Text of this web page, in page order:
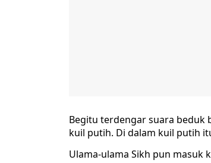
Begitu terdengar suara beduk
kuil putih. Di dalam kuil putih
Ulama-ulama Sikh pun masuk